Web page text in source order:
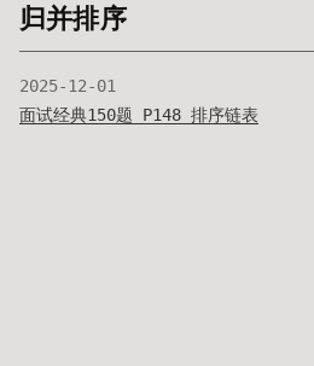
归并排序
2025-12-01
面试经典150题 P148 排序链表